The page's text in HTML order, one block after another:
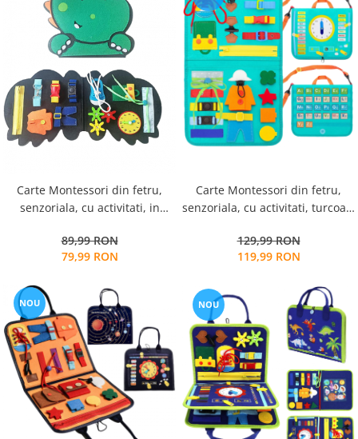
Carte Montessori din fetru,
senzoriala, cu activitati, in
89,99 RON
79,99 RON
Carte Montessori din fetru,
senzoriala, cu activitati, turcoaz,
129,99 RON
119,99 RON
NOU NOU